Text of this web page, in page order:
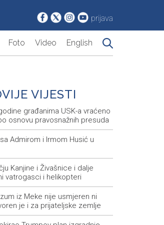
prijava
Foto Video English
VIJESTI
građanima USK-a vraćeno
osnovu pravosnažnih presuda
Admirom i Irmom Husić u
Kanjine i Živašnice i dalje
vatrogasci i helikopteri
iz Meke nije usmjeren ni
je i za prijateljske zemlje